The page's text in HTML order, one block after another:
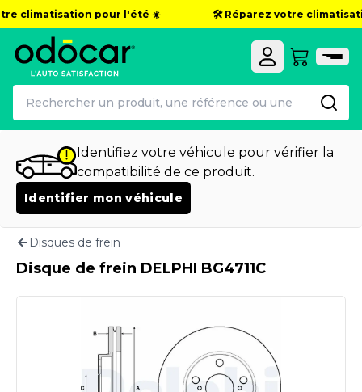
climatisation pour l'été ☀️ 🛠️ Réparez votre
Identifiez votre véhicule pour vérifier la
compatibilité de ce produit.
Identifier mon véhicule
Disques de frein
Disque de frein DELPHI BG4711C